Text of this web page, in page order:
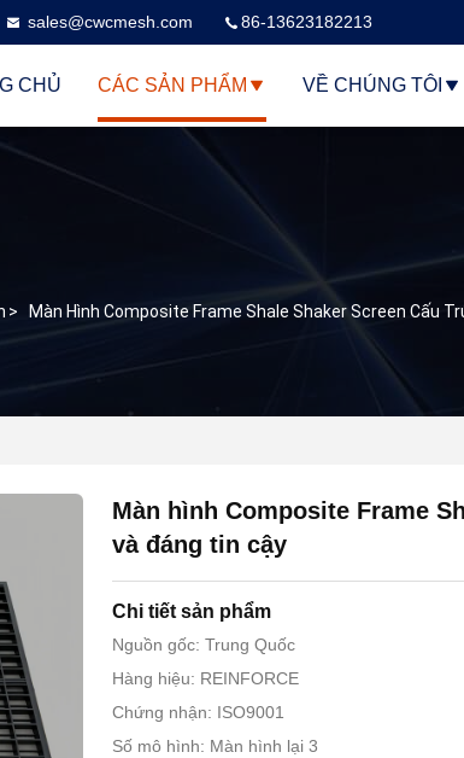
sales@cwcmesh.com 86-13623182213
CHỦ CÁC SẢN PHẨM VỀ CHÚNG TÔI
> Màn Hình Composite Frame Shale Shaker Screen Cấu
Màn hình Composite Frame
và đáng tin cậy
Chi tiết sản phẩm
Nguồn gốc: Trung Quốc
Hàng hiệu: REINFORCE
Chứng nhận: ISO9001
Số mô hình: Màn hình lại 3